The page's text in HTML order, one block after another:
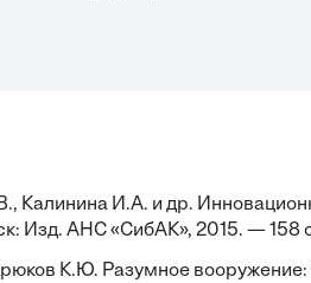
Калинина И.А. и др.
Изд. АНС «СибАК», 2015. — 158
К.Ю. Разумное вооружение: